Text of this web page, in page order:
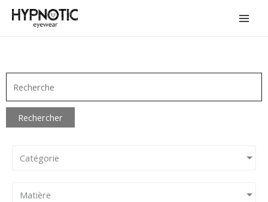
Aller
Rechercher
Catégorie
Matière